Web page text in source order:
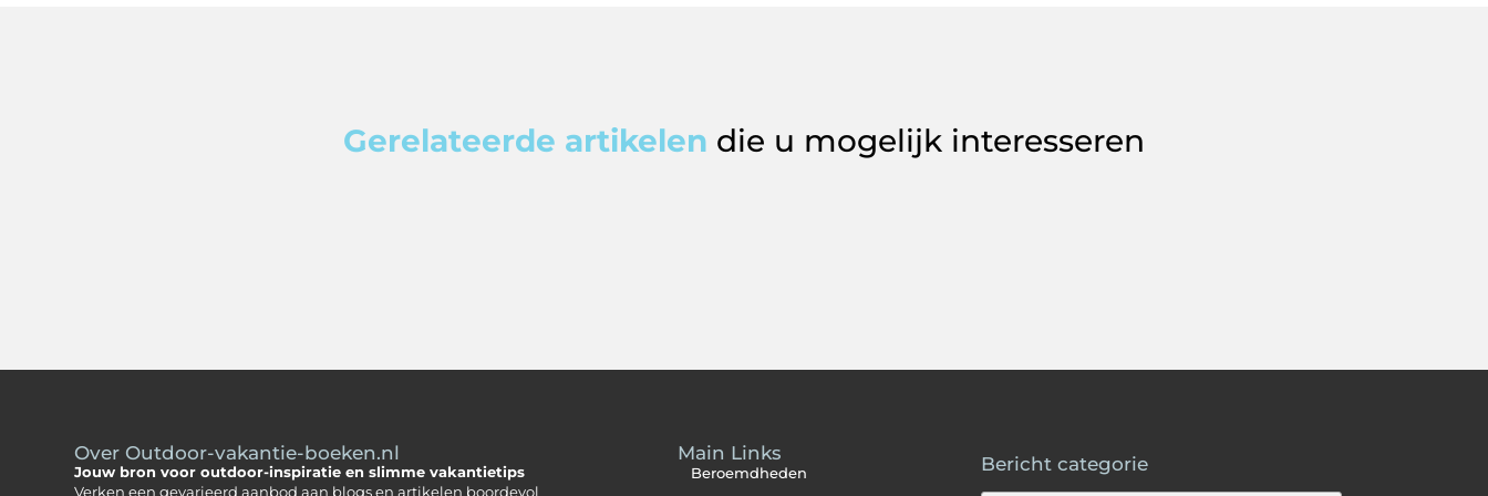
Gerelateerde artikelen die u mogelijk interesseren
Over Outdoor-vakantie-boeken.nl
Jouw bron voor outdoor-inspiratie en slimme vakantietips
Verken een gevarieerd aanbod aan blogs en artikelen boordevol
Main Links
Beroemdheden
Bericht categorie